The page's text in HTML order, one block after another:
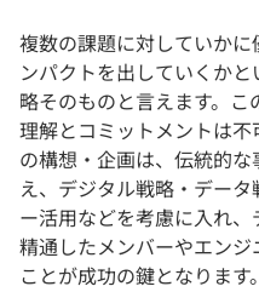
複数の課題に対していか
ンパクトを出していくか
略そのものと言えます。
理解とコミットメントは
の構想・企画は、伝統的
え、デジタル戦略・デー
ー活用などを考慮に入れ
精通したメンバーやエン
ことが成功の鍵となります。